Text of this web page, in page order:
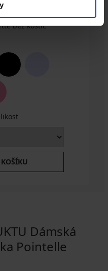
bez kostic
Dámská
Pointelle